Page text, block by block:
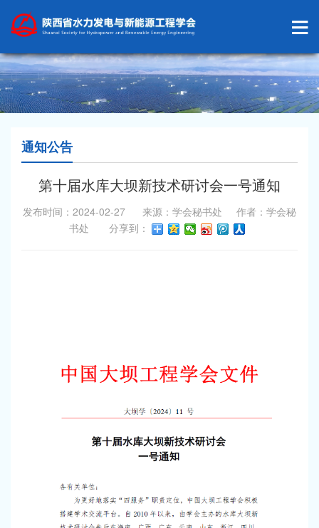
通知公告
第十届水库大坝新技术研讨会一号通知
发布时间：2024-02-27 来源：学会秘书处 作者：学会秘
书处 分享到：